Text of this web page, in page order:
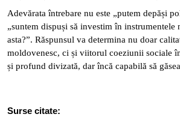
Adevărata întrebare nu este „putem depăși
„suntem dispuși să investim în instrumentele
asta?”. Răspunsul va determina nu doar
moldovenesc, ci și viitorul coeziunii sociale
și profund divizată, dar încă capabilă să
Surse citate: